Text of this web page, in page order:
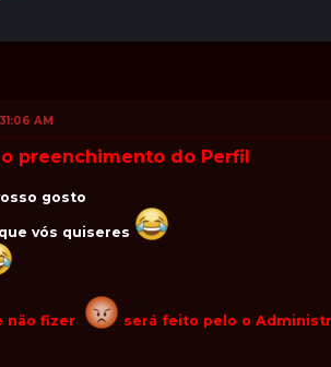
AM
preenchimento do Perfil
gosto
vós quiseres
não fizer será feito pelo o